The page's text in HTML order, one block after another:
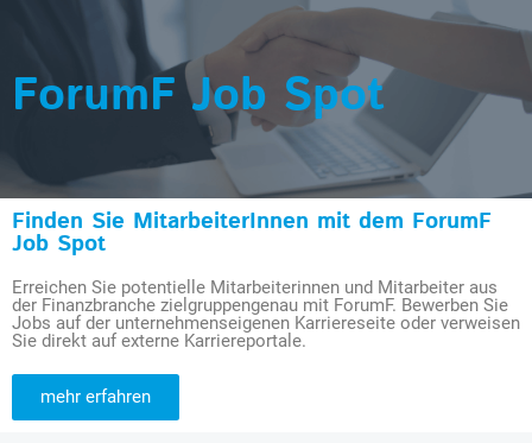
ForumF Job Spot
Finden Sie MitarbeiterInnen mit dem ForumF
Job Spot
Erreichen Sie potentielle Mitarbeiterinnen und Mitarbeiter aus
der Finanzbranche zielgruppengenau mit ForumF. Bewerben Sie
Jobs auf der unternehmenseigenen Karriereseite oder verweisen
Sie direkt auf externe Karriereportale.
mehr erfahren